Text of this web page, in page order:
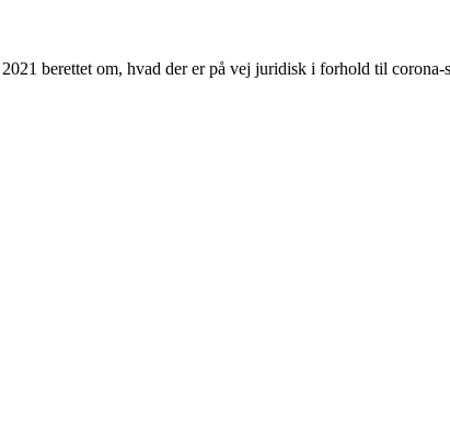
berettet om, hvad der er på vej juridisk i forhold til corona-